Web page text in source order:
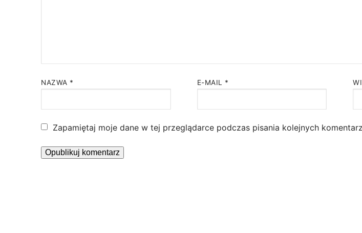
NAZWA * E-MAIL *
Zapamiętaj moje dane w tej przeglądarce podczas pisania kolejnych